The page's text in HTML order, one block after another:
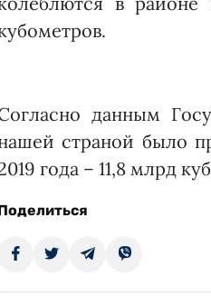
данным
страной было
года – 11,8 млрд